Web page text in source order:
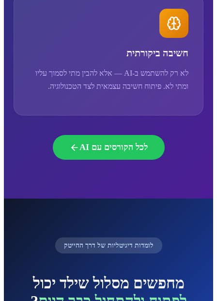
חשיבה ביקורתית
לא רק להשתמש ב-AI — אלא להבין מתי לסמוך עליו
ומתי לא. פיתוח חשיבה עצמאית לצד הטכנולוגיה.
לכל הקורסים עם AI
לומדות דיגיטליות של דרך ההייטק
מחפשים מסלול שילד יכול